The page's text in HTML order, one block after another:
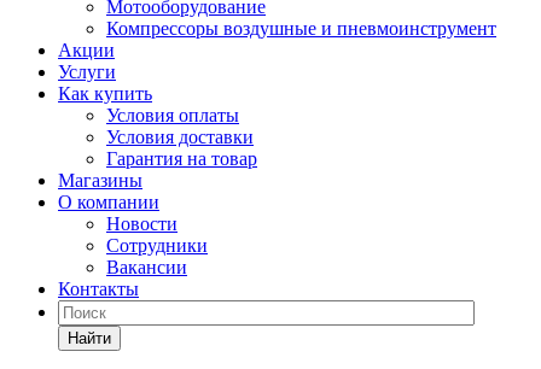
Мотооборудование
Компрессоры воздушные и пневмоинструмент
Акции
Услуги
Как купить
Условия оплаты
Условия доставки
Гарантия на товар
Магазины
О компании
Новости
Сотрудники
Вакансии
Контакты
Найти